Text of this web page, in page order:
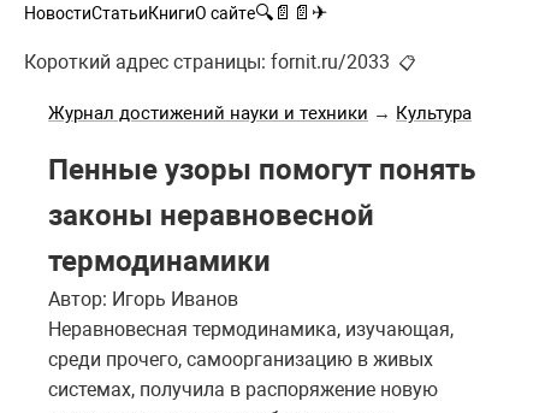
НовостиСтатьиКнигиО сайте🔍 📄 📄 ✈
Короткий адрес страницы: fornit.ru/2033 📋
Журнал достижений науки и техники → Культура
Пенные узоры помогут понять
законы неравновесной
термодинамики
Автор: Игорь Иванов
Неравновесная термодинамика, изучающая,
среди прочего, самоорганизацию в живых
системах, получила в распоряжение новую